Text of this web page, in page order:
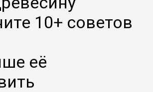
10+ советов
её